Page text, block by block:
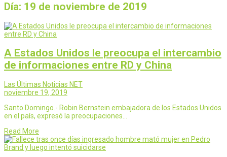
Día: 19 de noviembre de 2019
A Estados Unidos le preocupa el intercambio
de informaciones entre RD y China
Las Últimas Noticias NET
noviembre 19, 2019
Santo Domingo.- Robin Bernstein embajadora de los Estados Unidos
en el país, expresó la preocupaciones…
Read More